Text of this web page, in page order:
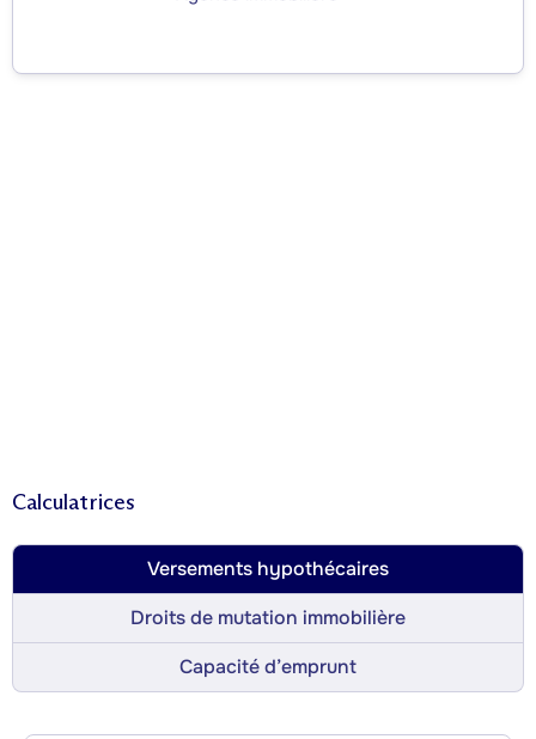
Calculatrices
Versements hypothécaires
Droits de mutation immobilière
Capacité d’emprunt